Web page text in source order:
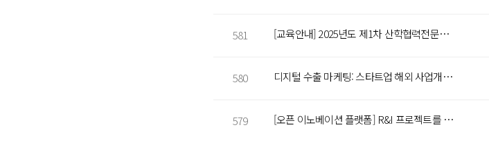
581 [교육안내] 2025년도 제1차 산학협력전문가(IACE) 2급 양성과정 안내
580 디지털 수출 마케팅: 스타트업 해외 사업개발 방안
579 [오픈 이노베이션 플랫폼] R&I 프로젝트를 시작하기 위한 마켓플레이스